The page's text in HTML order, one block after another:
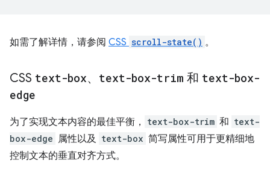
如需了解详情，请参阅 CSS scroll-state() 。
CSS text-box、 text-box-trim 和 text-box-
edge
为了实现文本内容的最佳平衡， text-box-trim 和 text-
box-edge 属性以及 text-box 简写属性可用于更精细地
控制文本的垂直对齐方式。